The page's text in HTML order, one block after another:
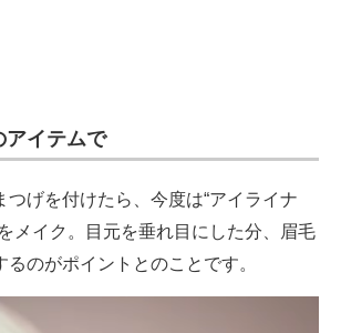
アイテムで
げを付けたら、今度は“アイライナ
メイク。目元を垂れ目にした分、眉毛
るのがポイントとのことです。